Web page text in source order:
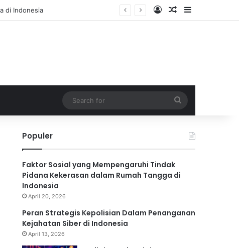
Log InRandom Article
Sidebar
for
Populer
Faktor Sosial yang Mempengaruhi Tindak
Pidana Kekerasan dalam Rumah Tangga di
Indonesia
April 20, 2026
Peran Strategis Kepolisian Dalam Penanganan
Kejahatan Siber di Indonesia
April 13, 2026